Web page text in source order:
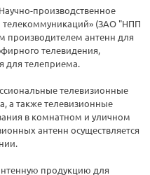
производственное
телекоммуникаций» (ЗАО "НПП
производителем антенн для
телевидения,
для телеприема.
телевизионные
а также телевизионные
в комнатном и уличном
антенн осуществляется
продукцию для